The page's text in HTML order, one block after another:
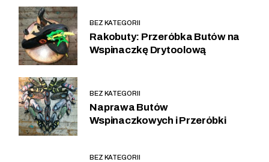
BEZ KATEGORII
Rakobuty: Przeróbka Butów na
Wspinaczkę Drytoolową
BEZ KATEGORII
Naprawa Butów
Wspinaczkowych i Przeróbki
BEZ KATEGORII